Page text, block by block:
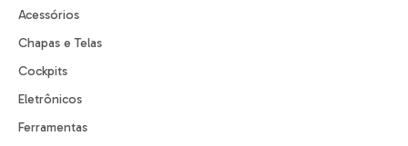
Acessórios
Chapas e Telas
Cockpits
Eletrônicos
Ferramentas